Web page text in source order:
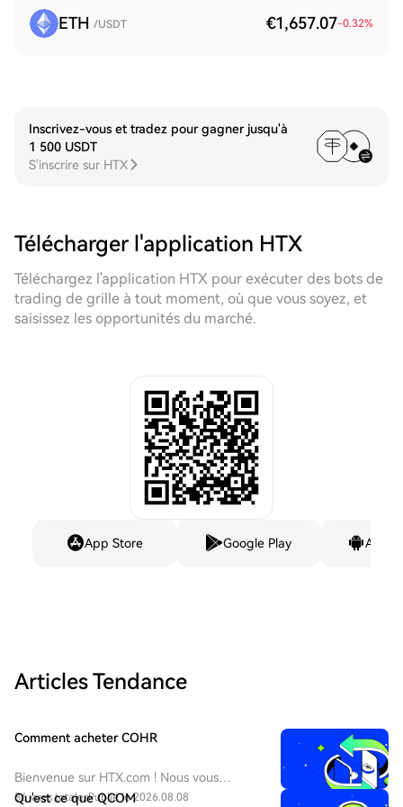
ETH /USDT €1,657.07-0.32%
Inscrivez-vous et tradez pour gagner jusqu'à
1 500 USDT
S'inscrire sur HTX
Télécharger l'application HTX
Téléchargez l'application HTX pour exécuter des bots de
trading de grille à tout moment, où que vous soyez, et
saisissez les opportunités du marché.
App Store Google Play
Articles Tendance
Comment acheter COHR
Bienvenue sur HTX.com ! Nous vous
permettons d'acheter Coherent Corp.
36 vues totalesPublié le 2026.08.08
Qu'est ce que QCOM